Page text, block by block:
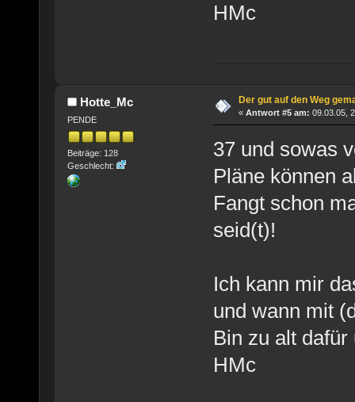
HMc
Hotte_Mc
PENDE
Beiträge: 128
Geschlecht:
Der gut auf den Weg
« Antwort #5 am: 09.03.05,
37 und sowas
Pläne können
Fangt schon
seid(t)!
Ich kann mir
und wann mit
Bin zu alt
HMc